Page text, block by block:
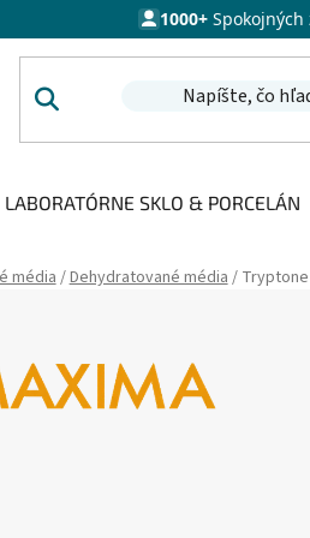
1000+Spokojných
LABORATÓRNE SKLO & PORCELÁN
média /Dehydratované média / Tryptone